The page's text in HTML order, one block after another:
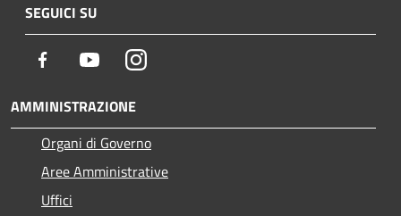
SEGUICI SU
Facebook YoutubeInstagram
AMMINISTRAZIONE
Organi di Governo
Aree Amministrative
Uffici